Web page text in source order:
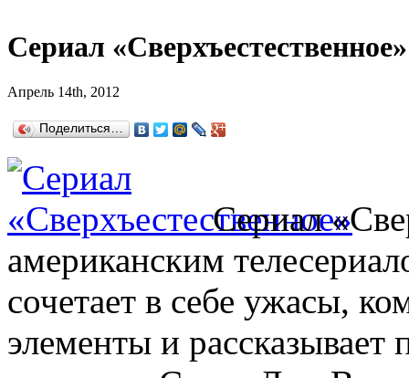
Сериал «Сверхъестественное»
Апрель 14th, 2012
Поделиться…
Сериал
американским
сочетает в себе ужасы,
элементы и